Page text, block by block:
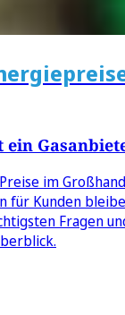
im
für Kunden
Fragen